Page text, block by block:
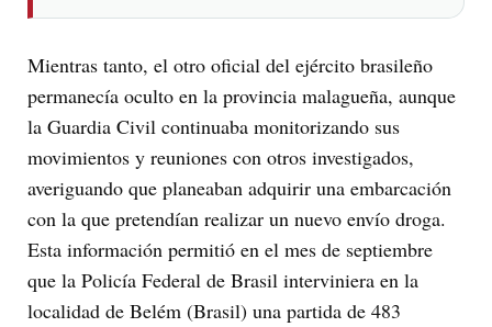
Mientras tanto, el otro oficial del ejército brasileño
permanecía oculto en la provincia malagueña, aunque
la Guardia Civil continuaba monitorizando sus
movimientos y reuniones con otros investigados,
averiguando que planeaban adquirir una embarcación
con la que pretendían realizar un nuevo envío droga.
Esta información permitió en el mes de septiembre
que la Policía Federal de Brasil interviniera en la
localidad de Belém (Brasil) una partida de 483